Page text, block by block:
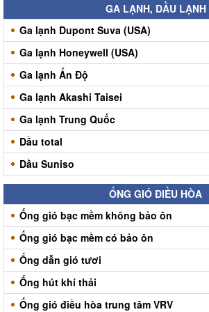
GA LẠNH, DẦU LẠNH
Ga lạnh Dupont Suva (USA)
Ga lạnh Honeywell (USA)
Ga lạnh Ấn Độ
Ga lạnh Akashi Taisei
Ga lạnh Trung Quốc
Dầu total
Dầu Suniso
ỐNG GIÓ ĐIỀU HÒA
Ống gió bạc mềm không bảo ôn
Ống gió bạc mềm có bảo ôn
Ống dẫn gió tươi
Ống hút khí thải
Ống gió điều hòa trung tâm VRV